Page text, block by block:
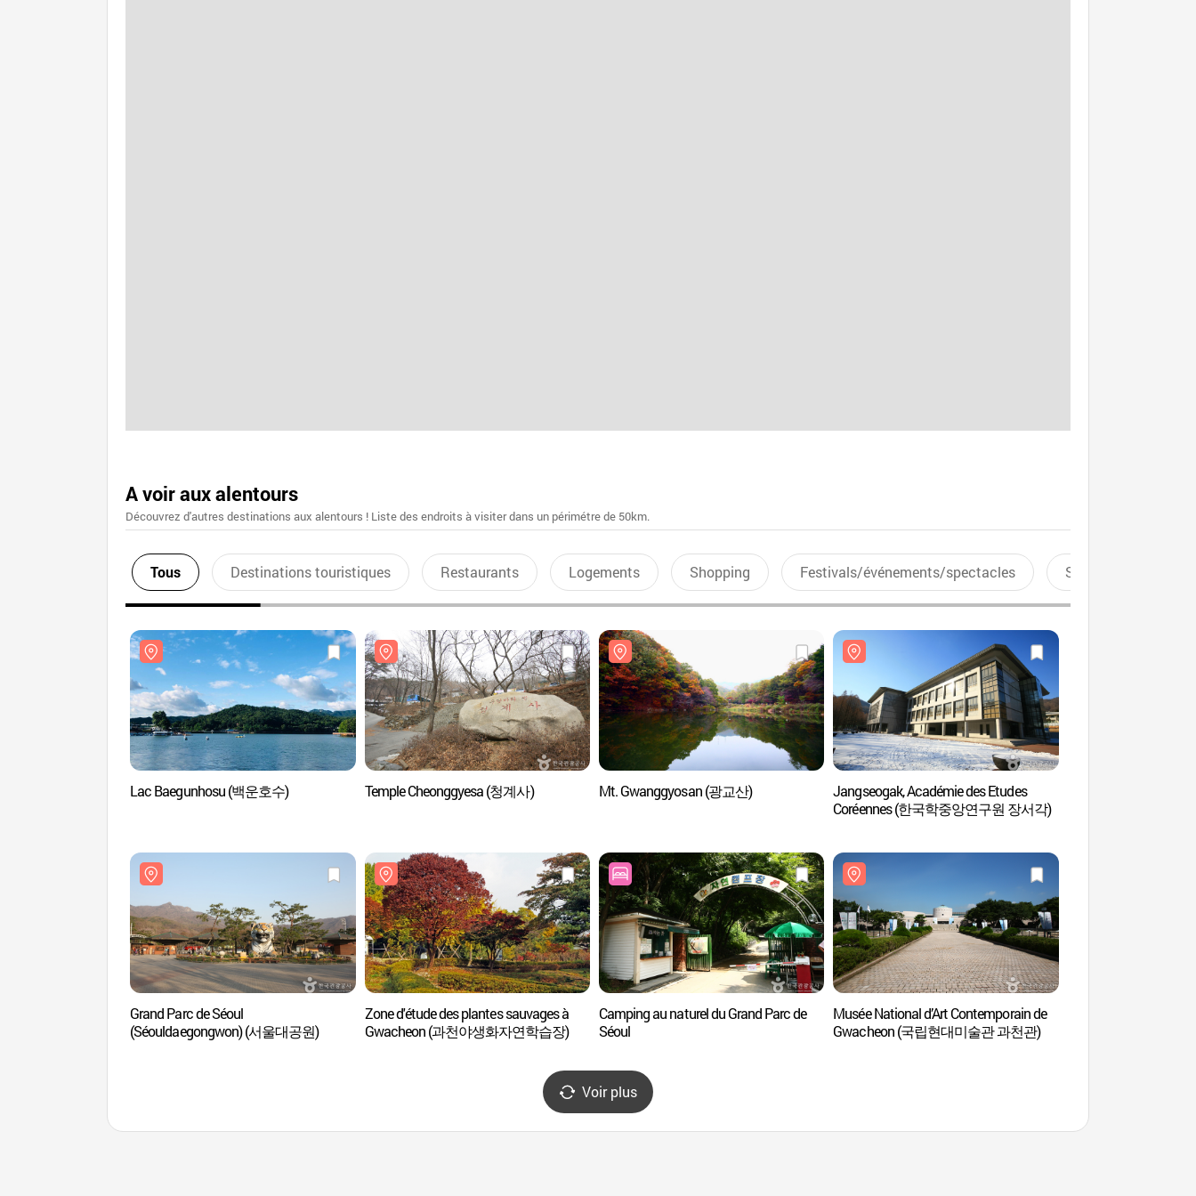
A voir aux alentours
Découvrez d'autres destinations aux alentours ! Liste des endroits à visiter dans un périmétre de 50km.
Tous Destinations touristiques Restaurants Logements Shopping Festivals/événements/spectacles Sports aquatiques
Lac Baegunhosu (백운호수) Temple Cheonggyesa (청계사) Mt. Gwanggyosan (광교산)
Jangseogak, Académie des Etudes
Coréennes (한국학중앙연구원 장서각)
Grand Parc de Séoul
(Séouldaegongwon) (서울대공원)
Zone d'étude des plantes sauvages à
Gwacheon (과천야생화자연학습장)
Camping au naturel du Grand Parc de
Séoul
Musée National d’Art Contemporain de
Gwacheon (국립현대미술관 과천관)
Voir plus